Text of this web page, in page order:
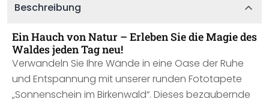
Beschreibung
Ein Hauch von Natur – Erleben Sie die Magie des
Waldes jeden Tag neu!
Verwandeln Sie Ihre Wände in eine Oase der Ruhe
und Entspannung mit unserer runden Fototapete
„Sonnenschein im Birkenwald“. Dieses bezaubernde